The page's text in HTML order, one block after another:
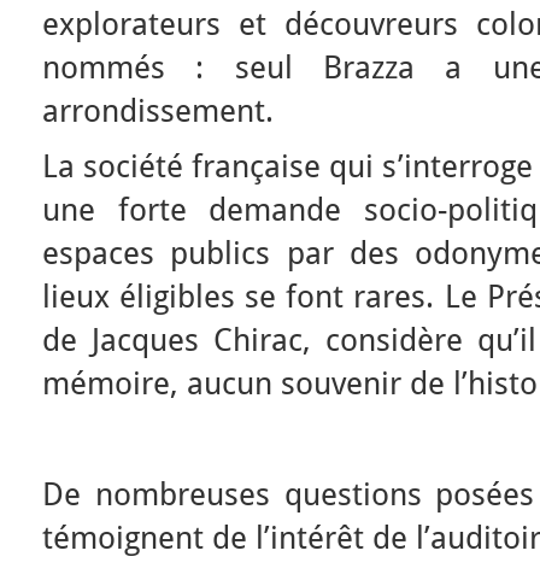
explorateurs et découvreurs
nommés : seul Brazza a
arrondissement.
La société française qui
une forte demande socio-
espaces publics par des
lieux éligibles se font rares. Le
de Jacques Chirac, considère
mémoire, aucun souvenir de
De nombreuses questions
témoignent de l’intérêt de